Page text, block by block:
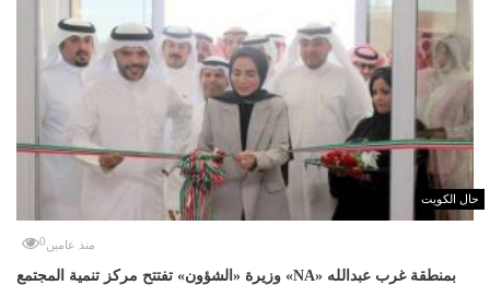
حال الكويت
منذ عامين0
وزيرة «الشؤون» تفتتح مركز تنمية المجتمع «NA» بمنطقة غرب عبدالله